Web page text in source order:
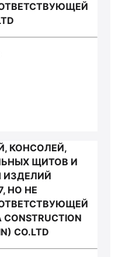
КОНСОЛЕЙ,
ЩИТОВ И
ИЗДЕЛИЙ
НО НЕ
CO.LTD